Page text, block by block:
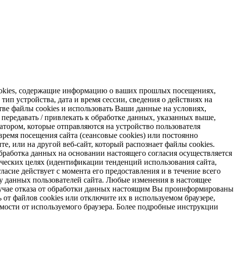
содержащие информацию о ваших прошлых посещениях,
устройства, дата и время сессии, сведения о действиях на
файлы cookies и использовать Ваши данные на условиях,
/ привлекать к обработке данных, указанных выше,
которые отправляются на устройство пользователя
посещения сайта (сеансовые cookies) или постоянно
или на другой веб-сайт, который распознает файлы cookies.
данных на основании настоящего согласия осуществляется
целях (идентификации тенденций использования сайта,
действует с момента его предоставления и в течение всего
пользователей сайта. Любые изменения в настоящее
отказа от обработки данных настоящим Вы проинформированы
файлов cookies или отключите их в используемом браузере,
от используемого браузера. Более подробные инструкции